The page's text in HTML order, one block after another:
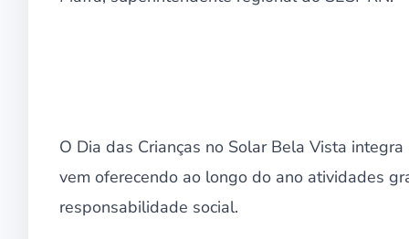
O Dia das Crianças no Solar Bela Vista
vem oferecendo ao longo do ano atividades
responsabilidade social.